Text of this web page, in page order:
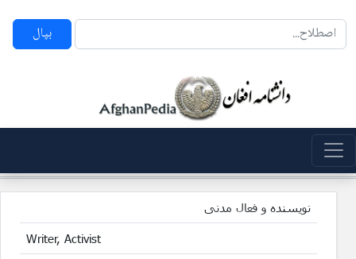
بپال
نویسنده و فعال مدنی
Writer, Activist